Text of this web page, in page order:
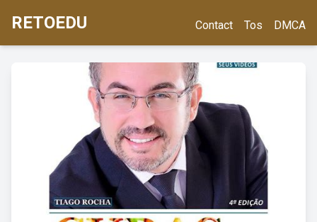
RETOEDU Contact Tos DMCA